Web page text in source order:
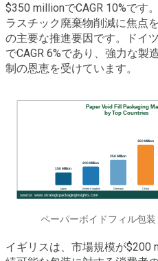
$350 millionでCAGR 10%です
ラスチック廃棄物削減に焦点
の主要な推進要因です。ドイ
でCAGR 6%であり、強力な製
制の恩恵を受けています。
ペーパーボイドフィル包
イギリスは、市場規模が$200